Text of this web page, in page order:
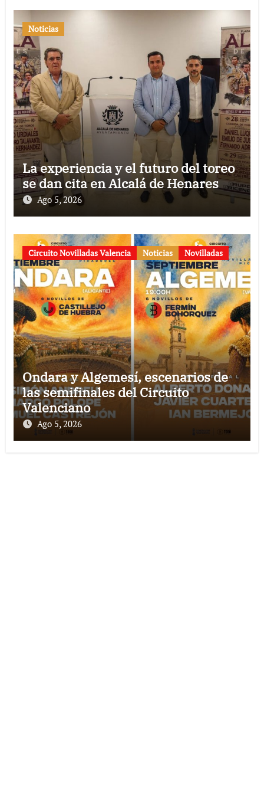
Noticias
La experiencia y el futuro del toreo
se dan cita en Alcalá de Henares
Ago 5, 2026
Circuito Novilladas Valencia Noticias Novilladas
Ondara y Algemesí, escenarios de
las semifinales del Circuito
Valenciano
Ago 5, 2026